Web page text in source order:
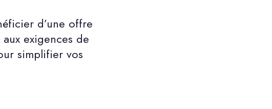
d’une offre
exigences de
simplifier vos